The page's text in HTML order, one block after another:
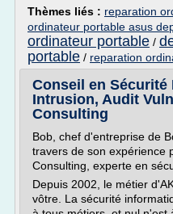
Thèmes liés : reparation
ordinateur portable asus
ordinateur portable /
portable / reparation
Conseil en Sécurité
Intrusion, Audit
Consulting
Bob, chef d'entreprise de
travers de son expérience
Consulting, experte en
Depuis 2002, le métier
vôtre. La sécurité